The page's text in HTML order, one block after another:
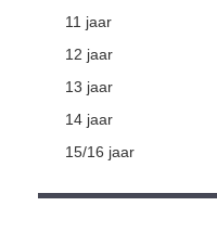
11 jaar
12 jaar
13 jaar
14 jaar
15/16 jaar